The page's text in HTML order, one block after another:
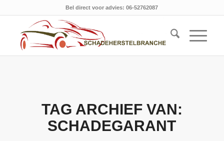
Bel direct voor advies: 06-52762087
TAG ARCHIEF VAN:
SCHADEGARANT